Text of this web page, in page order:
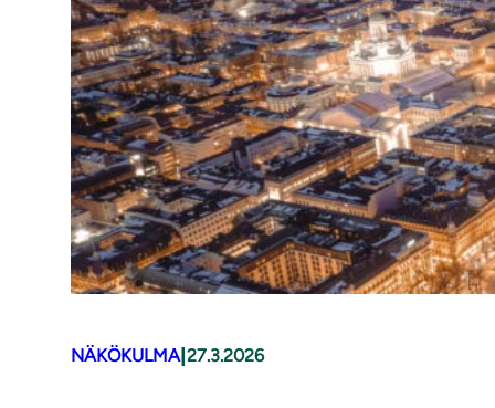
NÄKÖKULMA| 27.3.2026